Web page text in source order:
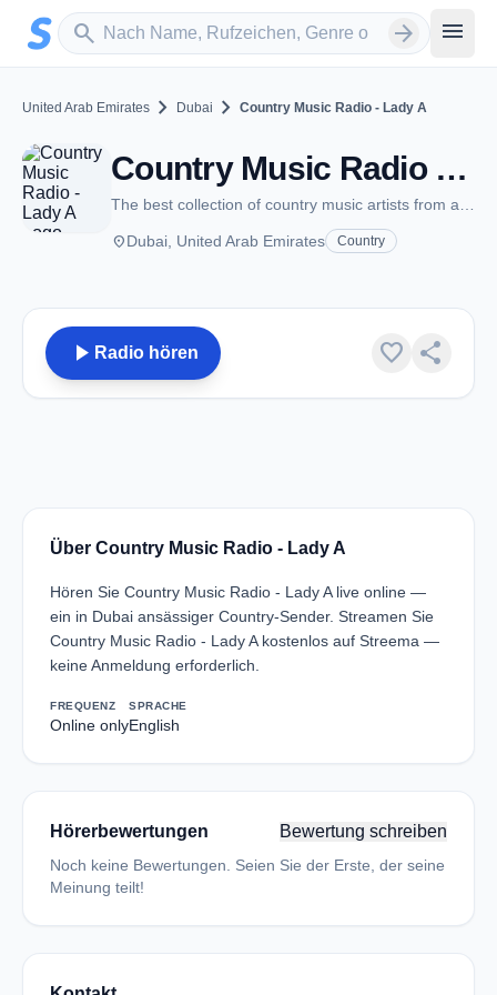
Zum Hauptinhalt springen
search
Sender suchen arrow_forward menu
United Arab Emirates chevron_right Dubai chevron_right Country Music Radio - Lady A
Country Music Radio - Lady A - Dubai
placeDubai, United Arab Emirates Country
play_arrow Radio hören favorite share
Über Country Music Radio - Lady A
Hören Sie Country Music Radio - Lady A live online —
ein in Dubai ansässiger Country-Sender. Streamen Sie
Country Music Radio - Lady A kostenlos auf Streema —
keine Anmeldung erforderlich.
FREQUENZ
Online only
SPRACHE
English
Hörerbewertungen Bewertung schreiben
Noch keine Bewertungen. Seien Sie der Erste, der seine
Meinung teilt!